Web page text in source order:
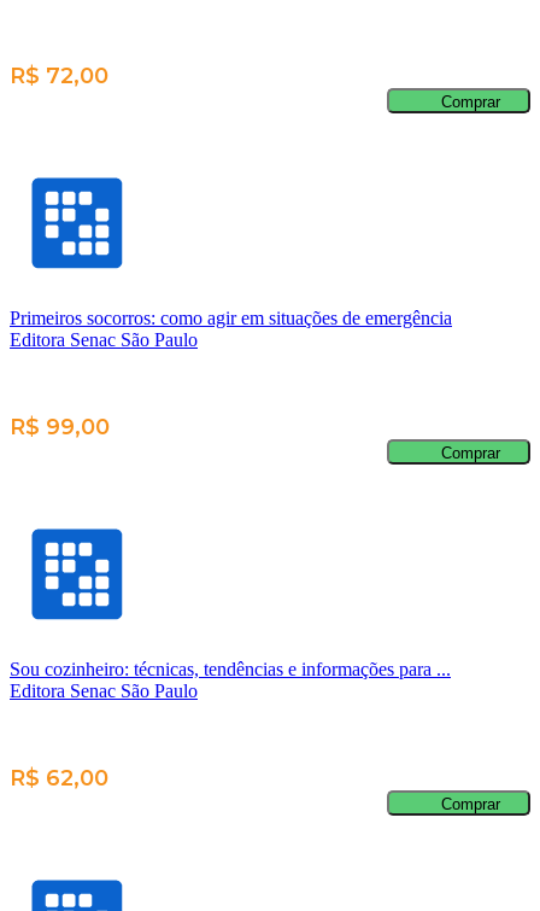
R$ 72,00
Comprar
Primeiros socorros: como agir em situações de emergência
Editora Senac São Paulo
R$ 99,00
Comprar
Sou cozinheiro: técnicas, tendências e informações para ...
Editora Senac São Paulo
R$ 62,00
Comprar